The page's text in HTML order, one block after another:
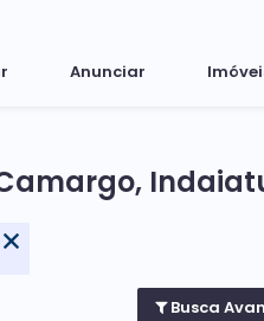
Anunciar
Busca